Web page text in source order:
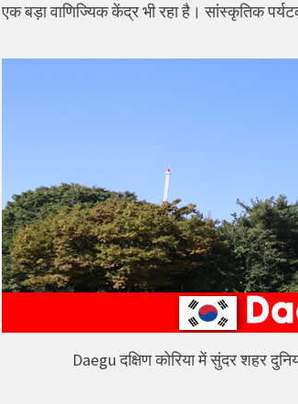
एक बड़ा वाणिज्यिक केंद्र भी रहा है। सांस्कृतिक
Daegu दक्षिण कोरिया में सुंदर शहर